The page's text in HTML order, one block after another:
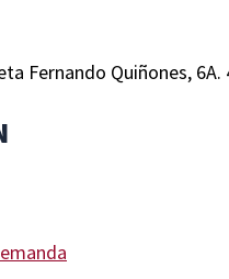
Fernando Quiñones, 6A.